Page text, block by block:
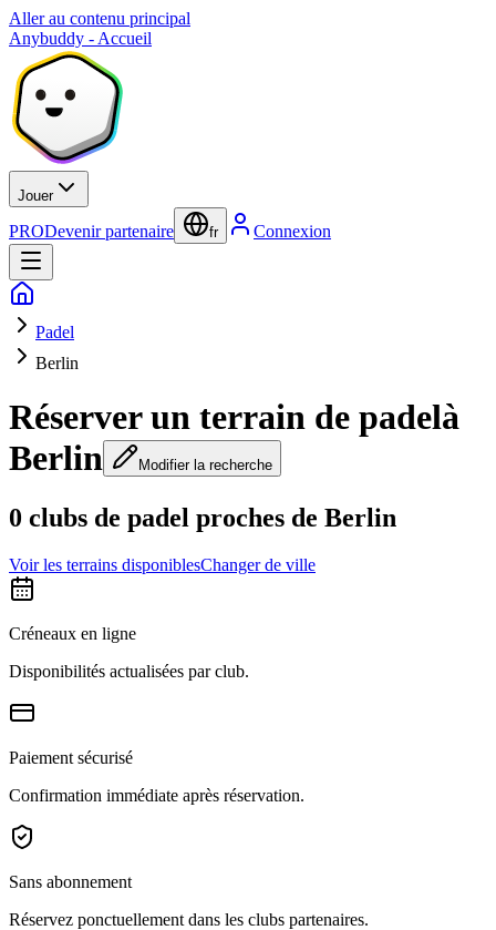
Aller au contenu principal
Anybuddy - Accueil
Jouer
PRODevenir partenaire fr Connexion
Padel
Berlin
Réserver un terrain de padelà
Berlin
Modifier la recherche
0 clubs de padel proches de Berlin
Voir les terrains disponiblesChanger de ville
Créneaux en ligne
Disponibilités actualisées par club.
Paiement sécurisé
Confirmation immédiate après réservation.
Sans abonnement
Réservez ponctuellement dans les clubs partenaires.